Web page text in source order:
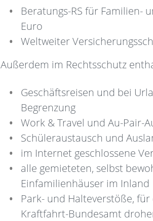
Beratungs-RS für Familien-
Euro
Weltweiter
Außerdem im Rechtsschutz
Geschäftsreisen und bei
Begrenzung
Work & Travel und Au-Pair-
Schüleraustausch und
im Internet geschlossene
alle gemieteten, selbst
Einfamilienhäuser im Inland
Park- und Halteverstöße,
Kraftfahrt-Bundesamt